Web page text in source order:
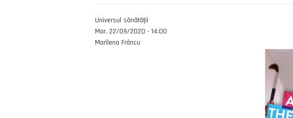
Emisiunea
Universul sănătății
Data
Mar, 22/09/2020 - 14:00
Autor
Marilena Frâncu